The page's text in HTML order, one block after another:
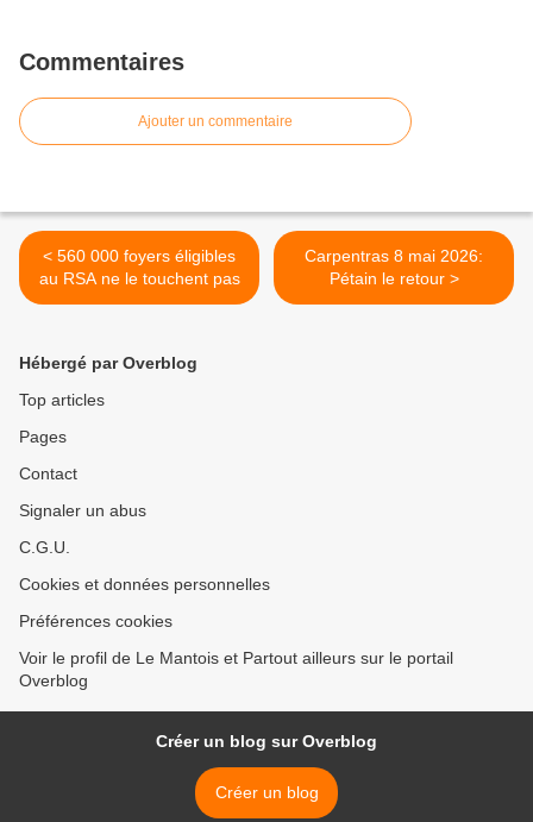
Commentaires
Ajouter un commentaire
< 560 000 foyers éligibles
au RSA ne le touchent pas
Carpentras 8 mai 2026:
Pétain le retour >
Hébergé par Overblog
Top articles
Pages
Contact
Signaler un abus
C.G.U.
Cookies et données personnelles
Préférences cookies
Voir le profil de Le Mantois et Partout ailleurs sur le portail
Overblog
Créer un blog sur Overblog
Créer un blog